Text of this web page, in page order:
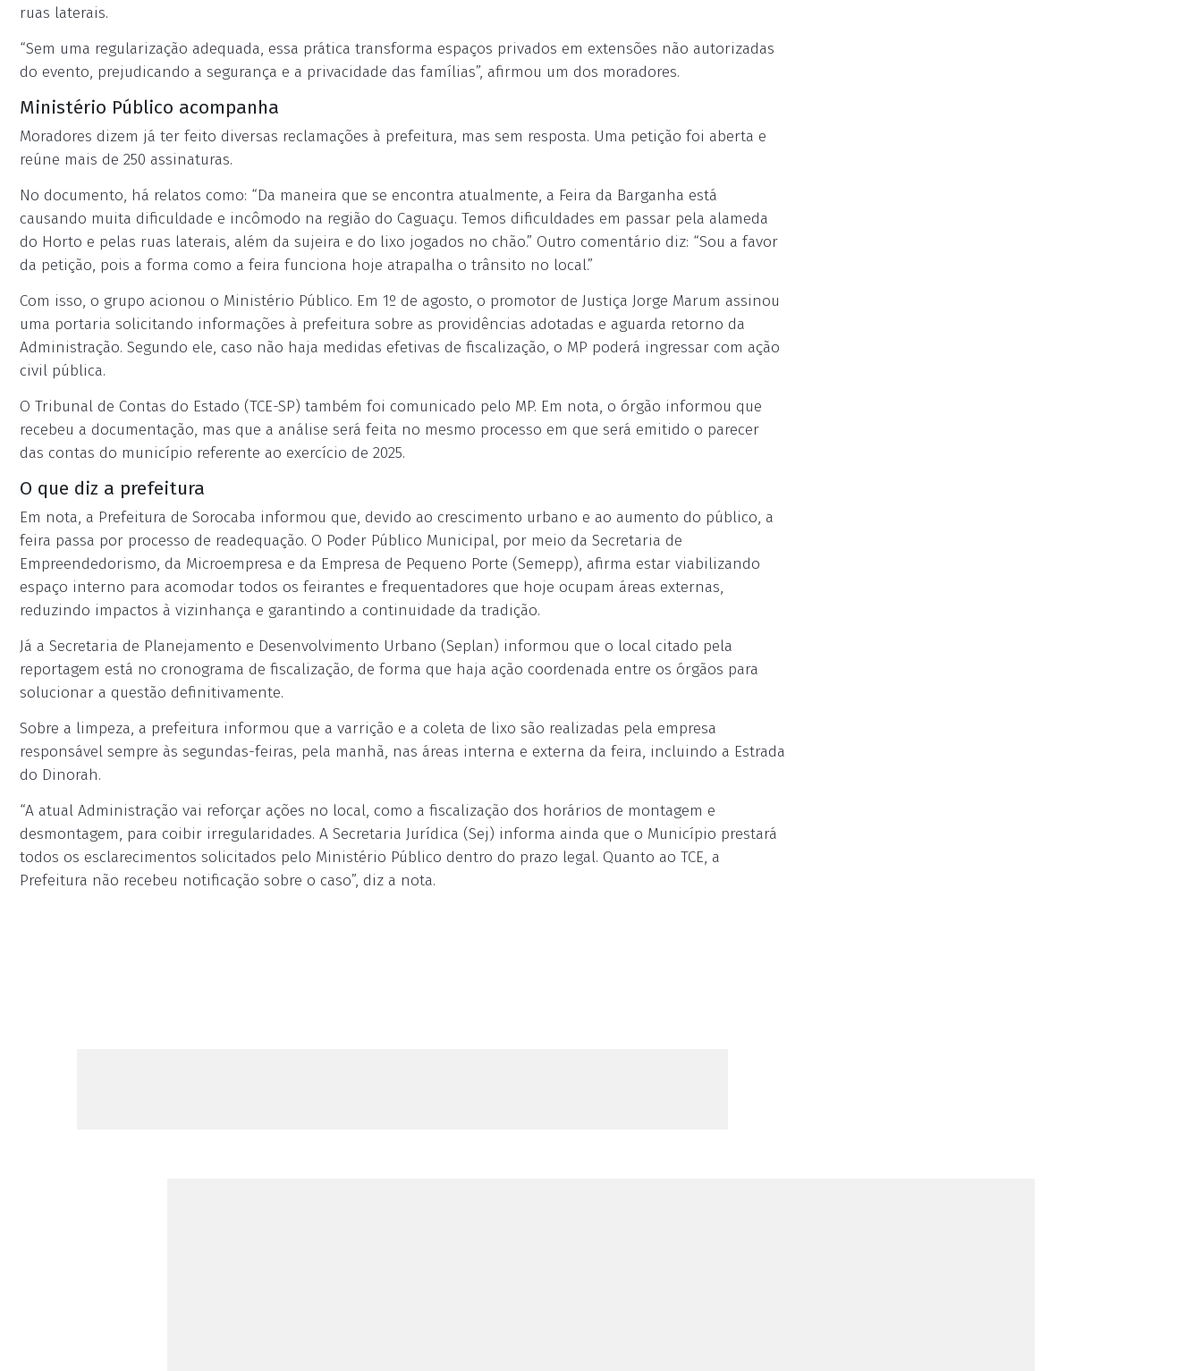
ruas laterais.
“Sem uma regularização adequada, essa prática transforma espaços privados em extensões não autorizadas
do evento, prejudicando a segurança e a privacidade das famílias”, afirmou um dos moradores.
Ministério Público acompanha
Moradores dizem já ter feito diversas reclamações à prefeitura, mas sem resposta. Uma petição foi aberta e
reúne mais de 250 assinaturas.
No documento, há relatos como: “Da maneira que se encontra atualmente, a Feira da Barganha está
causando muita dificuldade e incômodo na região do Caguaçu. Temos dificuldades em passar pela alameda
do Horto e pelas ruas laterais, além da sujeira e do lixo jogados no chão.” Outro comentário diz: “Sou a favor
da petição, pois a forma como a feira funciona hoje atrapalha o trânsito no local.”
Com isso, o grupo acionou o Ministério Público. Em 1º de agosto, o promotor de Justiça Jorge Marum assinou
uma portaria solicitando informações à prefeitura sobre as providências adotadas e aguarda retorno da
Administração. Segundo ele, caso não haja medidas efetivas de fiscalização, o MP poderá ingressar com ação
civil pública.
O Tribunal de Contas do Estado (TCE-SP) também foi comunicado pelo MP. Em nota, o órgão informou que
recebeu a documentação, mas que a análise será feita no mesmo processo em que será emitido o parecer
das contas do município referente ao exercício de 2025.
O que diz a prefeitura
Em nota, a Prefeitura de Sorocaba informou que, devido ao crescimento urbano e ao aumento do público, a
feira passa por processo de readequação. O Poder Público Municipal, por meio da Secretaria de
Empreendedorismo, da Microempresa e da Empresa de Pequeno Porte (Semepp), afirma estar viabilizando
espaço interno para acomodar todos os feirantes e frequentadores que hoje ocupam áreas externas,
reduzindo impactos à vizinhança e garantindo a continuidade da tradição.
Já a Secretaria de Planejamento e Desenvolvimento Urbano (Seplan) informou que o local citado pela
reportagem está no cronograma de fiscalização, de forma que haja ação coordenada entre os órgãos para
solucionar a questão definitivamente.
Sobre a limpeza, a prefeitura informou que a varrição e a coleta de lixo são realizadas pela empresa
responsável sempre às segundas-feiras, pela manhã, nas áreas interna e externa da feira, incluindo a Estrada
do Dinorah.
“A atual Administração vai reforçar ações no local, como a fiscalização dos horários de montagem e
desmontagem, para coibir irregularidades. A Secretaria Jurídica (Sej) informa ainda que o Município prestará
todos os esclarecimentos solicitados pelo Ministério Público dentro do prazo legal. Quanto ao TCE, a
Prefeitura não recebeu notificação sobre o caso”, diz a nota.